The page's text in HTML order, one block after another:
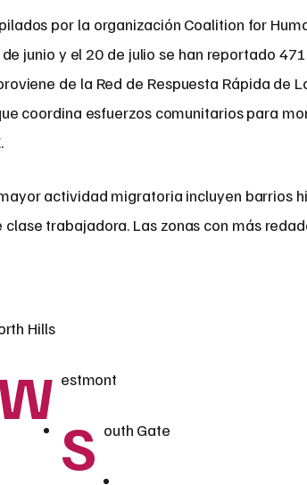
por la organización Coalition for
junio y el 20 de julio se han reportado
de la Red de Respuesta Rápida de
coordina esfuerzos comunitarios para
actividad migratoria incluyen barrios
trabajadora. Las zonas con más
Hills
estmont
S outh Gate